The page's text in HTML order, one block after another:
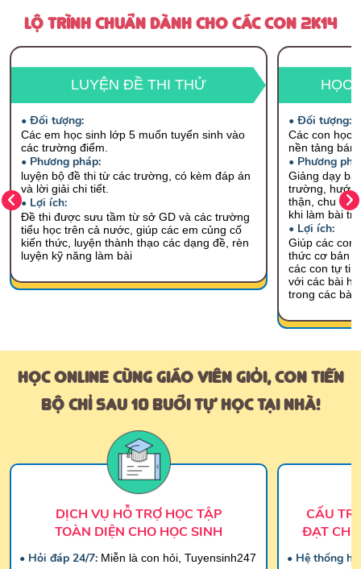
LỘ TRÌNH CHUẨN DÀNH CHO CÁC CON 2K14
LUYỆN ĐỀ THI THỬ
• Đối tượng:
Các em học sinh lớp 5 muốn tuyển sinh vào
các trường điểm.
• Phương pháp:
luyện bộ đề thi từ các trường, có kèm đáp án
và lời giải chi tiết.
• Lợi ích:
Đề thi được sưu tầm từ sở GD và các trường
tiểu học trên cả nước, giúp các em củng cố
kiến thức, luyện thành thạo các dạng đề, rèn
luyện kỹ năng làm bài
HỌC
• Đối tượng:
Các con học
nền tảng
• Phương
Giảng dạy
trường,
thận, chu
khi làm bài
• Lợi ích:
Giúp các con
thức cơ bản
các con tự tin
với các bài
trong các bài
HỌC ONLINE CÙNG GIÁO VIÊN GIỎI, CON TIẾN
BỘ CHỈ SAU 10 BUỔI TỰ HỌC TẠI NHÀ!
DỊCH VỤ HỖ TRỢ HỌC TẬP
TOÀN DIỆN CHO HỌC SINH
• Hỏi đáp 24/7: Miễn là con hỏi, Tuyensinh247
CẤU
ĐẠT
• Hệ thống